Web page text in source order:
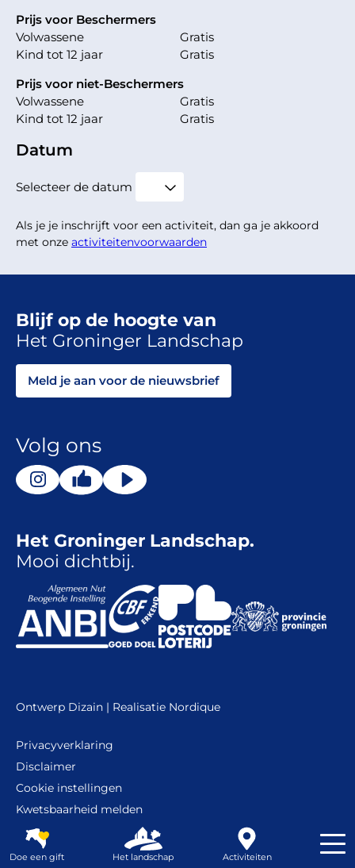
Prijs voor Beschermers
Volwassene
Gratis
Kind tot 12 jaar
Gratis
Prijs voor niet-Beschermers
Volwassene
Gratis
Kind tot 12 jaar
Gratis
Datum
Selecteer de datum
Als je je inschrijft voor een activiteit, dan ga je akkoord
met onze activiteitenvoorwaarden
Het Groninger Landschap.
Mooi dichtbij.
Blijf op de hoogte van
Het Groninger Landschap
Meld je aan voor de nieuwsbrief
Volg ons
Privacyverklaring
Disclaimer
Cookie instellingen
Kwetsbaarheid melden
Ontwerp Dizain | Realisatie Nordique
Doe een gift Het landschap Activiteiten